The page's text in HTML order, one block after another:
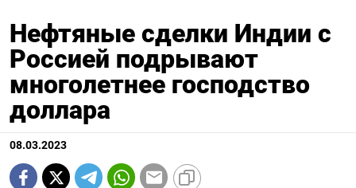
Нефтяные сделки Индии с
Россией подрывают
многолетнее господство
доллара
08.03.2023